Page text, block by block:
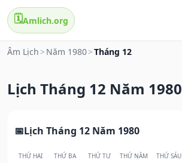
🗓️Amlich.org
Âm Lịch > Năm 1980>Tháng 12
Lịch Tháng 12 Năm 1980
Lịch Tháng 12 Năm 1980
THỨ HAI THỨ BA THỨ TƯ THỨ NĂM THỨ SÁU